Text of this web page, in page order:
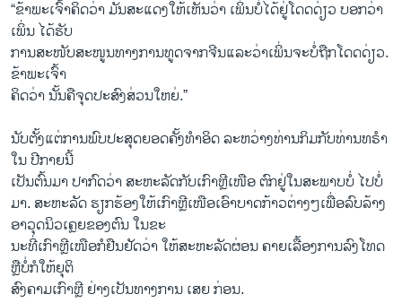
“ຂ້າພະເຈົ້າຄິດວ່າ ມັນສະແດງໃຫ້ເຫັນວ່າ ເພິ່ນບໍ່ໄດ້ຢູ່ໂດດດ່ຽວ ບອກວ່າ
ເພິ່ນ ໄດ້ຮັບ
ການສະໜັບສະໜູນທາງການທູດຈາກຈີນແລະວ່າເພິ່ນຈະບໍ່ຖືກໂດດດ່ຽວ.
ຂ້າພະເຈົ້າ
ຄິດວ່າ ນັ້ນຄືຈຸດປະສົງສ່ວນໃຫຍ່.”
ນັບຕັ້ງແຕ່ການພົບປະສຸດຍອດຄັ້ງທຳອິດ ລະຫວ່າງທ່ານກິມກັບທ່ານທຣຳ
ໃນ ປີກາຍນີ້
ເປັນຕົ້ນມາ ປາກົດວ່າ ສະຫະລັດກັບເກົາຫຼີເໜືອ ຕົກຢູ່ໃນສະພາບບໍ່ ໄປບໍ່
ມາ. ສະຫະລັດ ຮຽກຮ້ອງໃຫ້ເກົາຫຼີເໜືອເອົາບາດກ້າວຕ່າງໆເພື່ອລົບລ້າງ
ອາວຸດນິວເຄຼຍຂອງຕົນ ໃນຂະ
ນະທີ່ເກົາຫຼີເໜືອກໍຢືນຢັດວ່າ ໃຫ້ສະຫະລັດຜ່ອນ ຄາຍເລື້ອງການລົງໂທດ
ຫຼືບໍ່ກໍໃຫ້ຍຸຕິ
ສົງຄາມເກົາຫຼີ ຢ່າງເປັນທາງການ ເສຍ ກ່ອນ.